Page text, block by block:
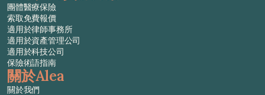
團體醫療保險
索取免費報價
適用於律師事務所
適用於資產管理公司
適用於科技公司
保險術語指南
關於Alea
關於我們